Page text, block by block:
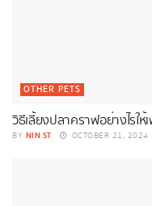
OTHER PETS
วิธีเลี้ยงปลาคราฟอย่างไรใ
BY NIN ST OCTOBER 21, 2024